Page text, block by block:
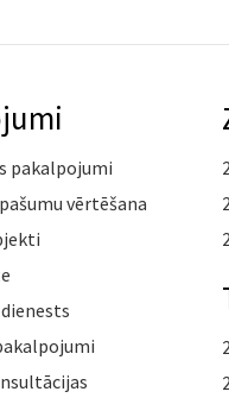
pakalpojumi
vērtēšana